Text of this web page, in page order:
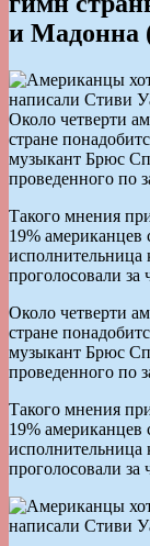
и
Около четверти
стране
музыкант Брюс
проведенного по
Такого мнения
19% американцев
проголосовали за
Около четверти
стране
музыкант Брюс
проведенного по
Такого мнения
19% американцев
проголосовали за